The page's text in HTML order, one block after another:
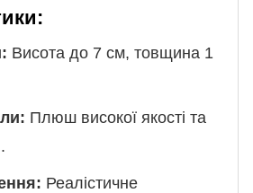
Висота до 7 см, товщина 1
Плюш високої якості та
Реалістичне